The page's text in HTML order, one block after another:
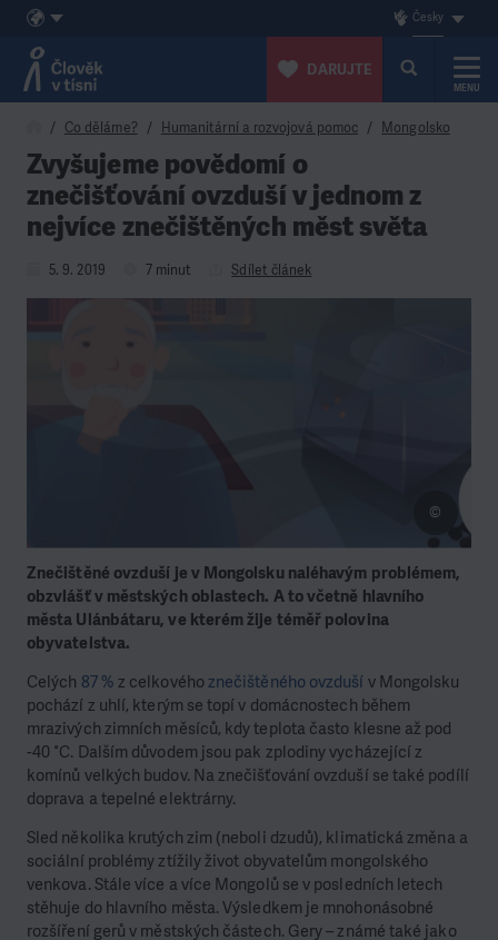
Přeskočit na obsah
Česky
DARUJTE
MENU
Co děláme? Humanitární a rozvojová pomoc Mongolsko
Zvyšujeme povědomí o
znečišťování ovzduší v jednom z
nejvíce znečištěných měst světa
5. 9. 2019 7 minut Sdílet článek
Znečištěné ovzduší je v Mongolsku naléhavým problémem,
obzvlášť v městských oblastech. A to včetně hlavního
města Ulánbátaru, ve kterém žije téměř polovina
obyvatelstva.
©
Celých 87 % z celkovéhoznečištěného ovzduší v Mongolsku
pochází z uhlí, kterým se topí v domácnostech během
mrazivých zimních měsíců, kdy teplota často klesne až pod
-40 °C. Dalším důvodem jsou pak zplodiny vycházející z
komínů velkých budov. Na znečišťování ovzduší se také podílí
doprava a tepelné elektrárny.
Sled několika krutých zim (neboli dzudů), klimatická změna a
sociální problémy ztížily život obyvatelům mongolského
venkova. Stále více a více Mongolů se v posledních letech
stěhuje do hlavního města. Výsledkem je mnohonásobné
rozšíření gerů v městských částech. Gery – známé také jako